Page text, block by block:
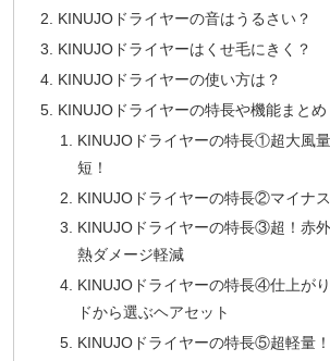
KINUJOドライヤーの音はうるさい？
KINUJOドライヤーはくせ毛にきく？
KINUJOドライヤーの使い方は？
KINUJOドライヤーの特長や機能まとめ
KINUJOドライヤーの特長①超大風
短！
KINUJOドライヤーの特長②マイナス
KINUJOドライヤーの特長③超！赤
熱ダメージ軽減
KINUJOドライヤーの特長④仕上が
ドから選ぶヘアセット
KINUJOドライヤーの特長⑤超軽量